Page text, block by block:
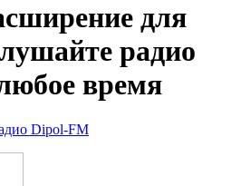
для
радио
время
Dipol-FM